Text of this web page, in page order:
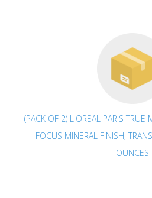
(PACK OF 2) L'OREAL PARIS TRUE
FOCUS MINERAL FINISH,
OUNCES